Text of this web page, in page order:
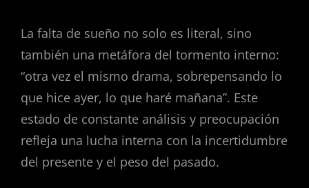
La falta de sueño no solo es literal, sino
también una metáfora del tormento interno:
“otra vez el mismo drama, sobrepensando lo
que hice ayer, lo que haré mañana”. Este
estado de constante análisis y preocupación
refleja una lucha interna con la incertidumbre
del presente y el peso del pasado.